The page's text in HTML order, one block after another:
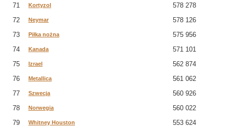
71
Kortyzol
578 278
72
Neymar
578 126
73
Piłka nożna
575 956
74
Kanada
571 101
75
Izrael
562 874
76
Metallica
561 062
77
Szwecja
560 926
78
Norwegia
560 022
79
Whitney Houston
553 624